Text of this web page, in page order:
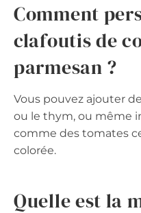
Comment
clafoutis de
parmesan ?
Vous pouvez ajouter
ou le thym, ou même
comme des tomates
colorée.
Quelle est la